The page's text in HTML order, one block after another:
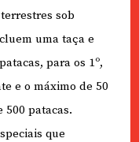
sob
uma taça e
para os 1º,
e o máximo de 50
patacas.
que